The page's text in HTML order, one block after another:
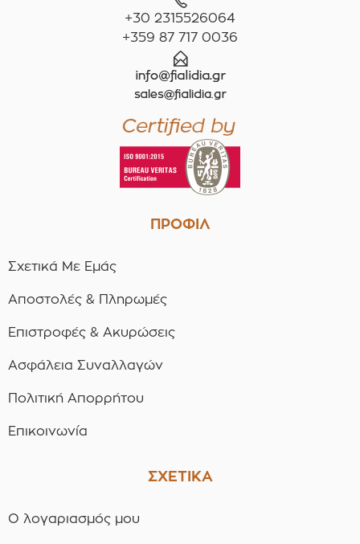
+30 2315526064
+359 87 717 0036
ΠΡΟΦΙΛ
Σχετικά Με Εμάς
Αποστολές & Πληρωμές
Επιστροφές & Ακυρώσεις
Ασφάλεια Συναλλαγών
Πολιτική Απορρήτου
Επικοινωνία
ΣΧΕΤΙΚΑ
Ο λογαριασμός μου